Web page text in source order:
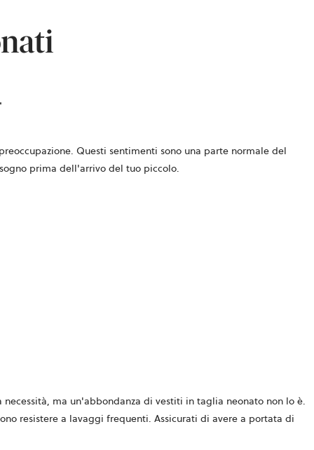
Questi sentimenti sono una parte normale del
prima dell'arrivo del tuo piccolo.
ma un'abbondanza di vestiti in taglia neonato non lo è.
resistere a lavaggi frequenti. Assicurati di avere a portata di